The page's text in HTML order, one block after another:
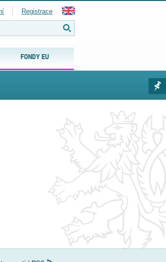
FONDY EU
Registrace